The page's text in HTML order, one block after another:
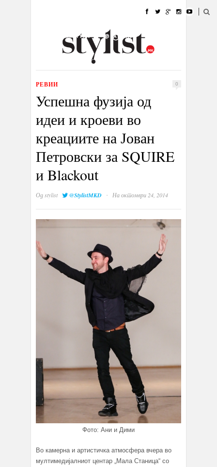
УБАВИНА
КУЛТУРА @РАБОТА
ИЗЛОГ
РЕВИИ 0
Успешна фузија од
идеи и кроеви во
креациите на Јован
Петровски за SQUIRE
и Blackout
Одstylist @StylistMKD · На октомври 24, 2014
Фото: Ани и Дими
Во камерна и артистичка атмосфера вчера во
мултимедијалниот центар „Мала Станица“ со